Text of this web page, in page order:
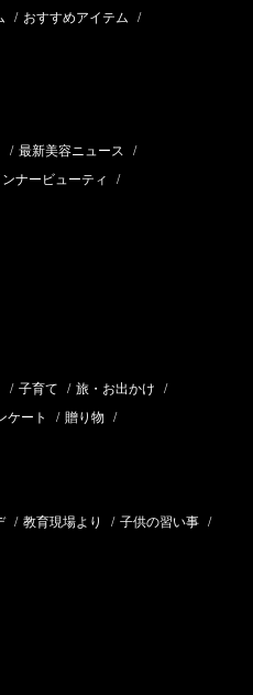
/ おすすめアイテム /
/ 最新美容ニュース /
ンナービューティ /
/ 子育て / 旅・お出かけ /
ケート / 贈り物 /
/ 教育現場より / 子供の習い事 /